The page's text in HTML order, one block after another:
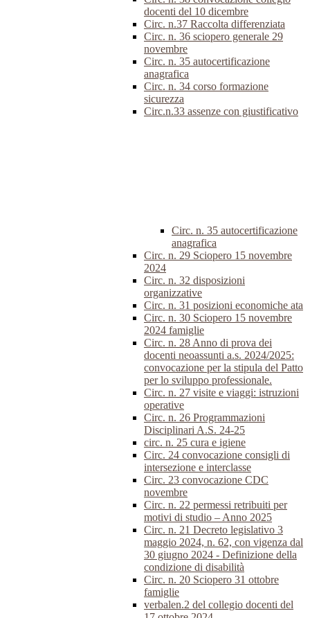
docenti del 10 dicembre
Circ. n.37 Raccolta differenziata
Circ. n. 36 sciopero generale 29
novembre
Circ. n. 35 autocertificazione
anagrafica
Circ. n. 34 corso formazione
sicurezza
Circ.n.33 assenze con giustificativo
Circ. n. 35 autocertificazione
anagrafica
Circ. n. 29 Sciopero 15 novembre
2024
Circ. n. 32 disposizioni
organizzative
Circ. n. 31 posizioni economiche ata
Circ. n. 30 Sciopero 15 novembre
2024 famiglie
Circ. n. 28 Anno di prova dei
docenti neoassunti a.s. 2024/2025:
convocazione per la stipula del Patto
per lo sviluppo professionale.
Circ. n. 27 visite e viaggi: istruzioni
operative
Circ. n. 26 Programmazioni
Disciplinari A.S. 24-25
circ. n. 25 cura e igiene
Circ. 24 convocazione consigli di
intersezione e interclasse
Circ. 23 convocazione CDC
novembre
Circ. n. 22 permessi retribuiti per
motivi di studio – Anno 2025
Circ. n. 21 Decreto legislativo 3
maggio 2024, n. 62, con vigenza dal
30 giugno 2024 - Definizione della
condizione di disabilità
Circ. n. 20 Sciopero 31 ottobre
famiglie
verbalen.2 del collegio docenti del